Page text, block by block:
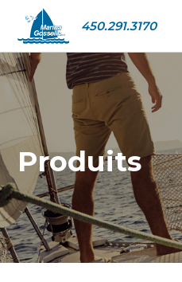
450.291.3170
Produits